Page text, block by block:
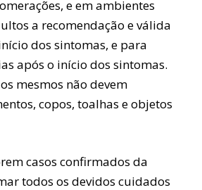
e em ambientes
a recomendação e válida
dos sintomas, e para
após o início dos sintomas.
mesmos não devem
copos, toalhas e objetos
casos confirmados da
todos os devidos cuidados